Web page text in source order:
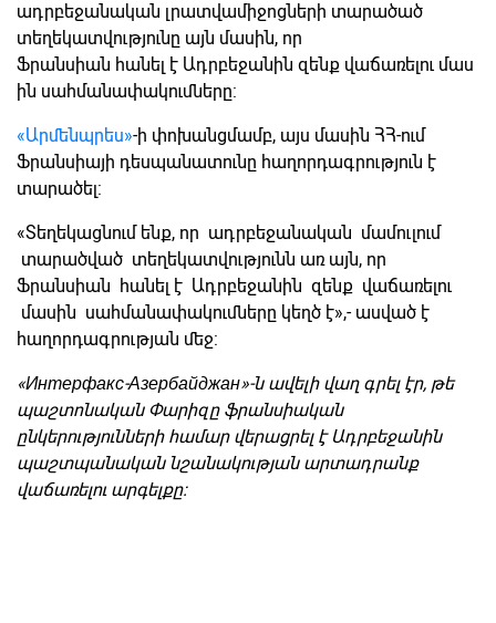
ադրբեջանական լրատվամիջոցների տարածած
տեղեկատվությունը այն մասին, որ
Ֆրանսիան հանել է Ադրբեջանին զենք վաճառելու մաս
ին սահմանափակումները:
«Արմենպրես»-ի փոխանցմամբ, այս մասին ՀՀ-ում
Ֆրանսիայի դեսպանատունը հաղորդագրություն է
տարածել:
«Տեղեկացնում ենք, որ ադրբեջանական մամուլում
տարածված տեղեկատվությունն առ այն, որ
Ֆրանսիան հանել է Ադրբեջանին զենք վաճառելու
մասին սահմանափակումները կեղծ է»,- ասված է
հաղորդագրության մեջ:
«Интерфакс-Азербайджан»-ն ավելի վաղ գրել էր, թե
պաշտոնական Փարիզը ֆրանսիական
ընկերությունների համար վերացրել է Ադրբեջանին
պաշտպանական նշանակության արտադրանք
վաճառելու արգելքը: